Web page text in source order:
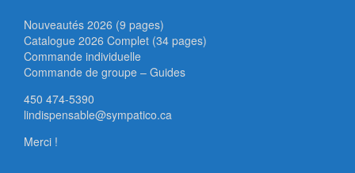
Nouveautés 2026 (9 pages)
Catalogue 2026 Complet (34 pages)
Commande individuelle
Commande de groupe – Guides
450 474-5390
lindispensable@sympatico.ca
Merci !